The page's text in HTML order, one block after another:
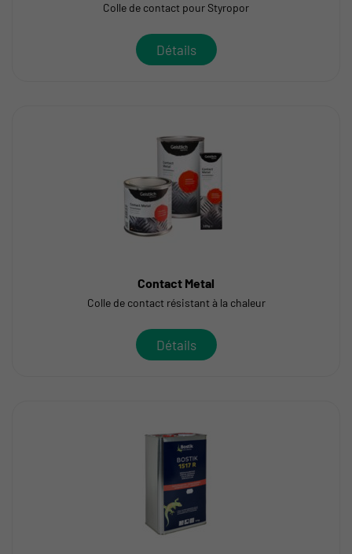
Colle de contact pour Styropor
Détails
Contact Metal
Colle de contact résistant à la chaleur
Détails